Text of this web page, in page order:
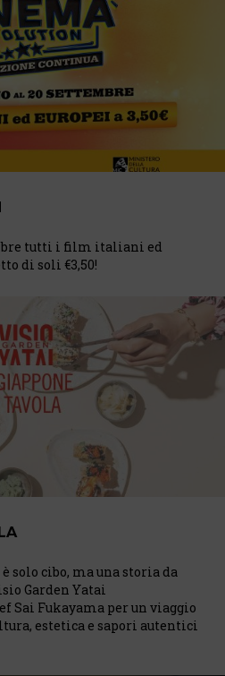
tutti i film italiani ed
di soli €3,50!
solo cibo, ma una storia da
Garden Yatai
Sai Fukayama per un viaggio
estetica e sapori autentici